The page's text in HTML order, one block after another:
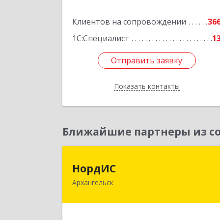
Клиентов на сопровождении
1С:Специалист
Отправить заявку
Показать контакты
Отправить заявку
Назад
Ближайшие партнеры из
НордИС
Архангельск